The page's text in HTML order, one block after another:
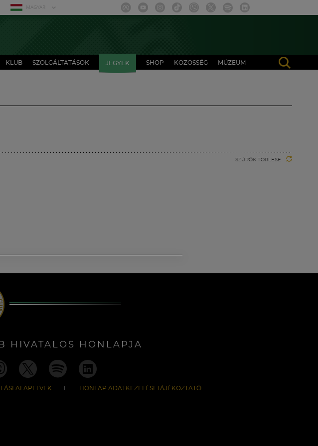
MAGYAR
KLUB SZOLGÁLTATÁSOK JEGYEK SHOP KÖZÖSSÉG MÚZEUM
SZŰRŐK TÖRLÉSE
HIVATALOS HONLAPJA
ALAPELVEK HONLAP ADATKEZELÉSI TÁJÉKOZTATÓ